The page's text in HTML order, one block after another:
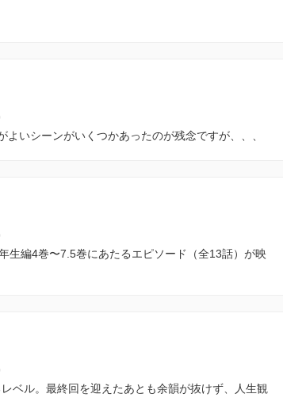
いシーンがいくつかあったのが残念ですが、、、
生編4巻〜7.5巻にあたるエピソード（全13話）が映
ベル。最終回を迎えたあとも余韻が抜けず、人生観